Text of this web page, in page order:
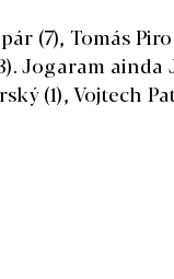
(7), Tomás
Jogaram
(1), Vojtech